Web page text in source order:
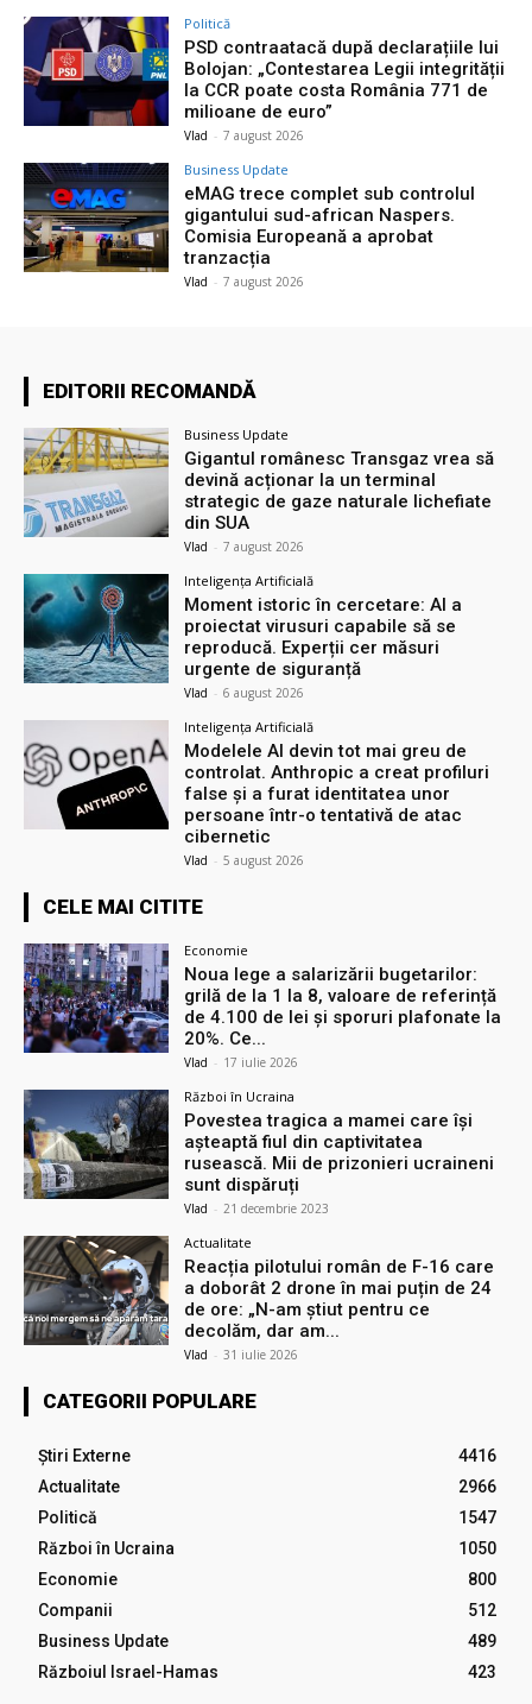
Politică
PSD contraatacă după declarațiile lui
Bolojan: „Contestarea Legii integrității
la CCR poate costa România 771 de
milioane de euro”
Vlad - 7 august 2026
Business Update
eMAG trece complet sub controlul
gigantului sud-african Naspers.
Comisia Europeană a aprobat
tranzacția
Vlad - 7 august 2026
EDITORII RECOMANDĂ
Business Update
Gigantul românesc Transgaz vrea să
devină acționar la un terminal
strategic de gaze naturale lichefiate
din SUA
Vlad - 7 august 2026
Inteligența Artificială
Moment istoric în cercetare: AI a
proiectat virusuri capabile să se
reproducă. Experții cer măsuri
urgente de siguranță
Vlad - 6 august 2026
Inteligența Artificială
Modelele AI devin tot mai greu de
controlat. Anthropic a creat profiluri
false și a furat identitatea unor
persoane într-o tentativă de atac
cibernetic
Vlad - 5 august 2026
CELE MAI CITITE
Economie
Noua lege a salarizării bugetarilor:
grilă de la 1 la 8, valoare de referință
de 4.100 de lei și sporuri plafonate la
20%. Ce...
Vlad - 17 iulie 2026
Război în Ucraina
Povestea tragica a mamei care își
așteaptă fiul din captivitatea
rusească. Mii de prizonieri ucraineni
sunt dispăruți
Vlad - 21 decembrie 2023
Actualitate
Reacția pilotului român de F-16 care
a doborât 2 drone în mai puțin de 24
de ore: „N-am știut pentru ce
decolăm, dar am...
Vlad - 31 iulie 2026
CATEGORII POPULARE
Știri Externe
4416
Actualitate
2966
Politică
1547
Război în Ucraina
1050
Economie
800
Companii
512
Business Update
489
Războiul Israel-Hamas
423